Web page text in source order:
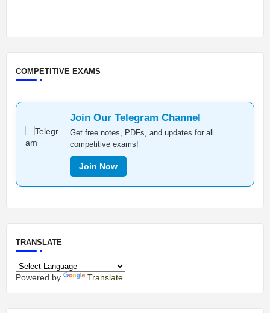
COMPETITIVE EXAMS
Join Our Telegram Channel
Get free notes, PDFs, and updates for all
competitive exams!
Join Now
TRANSLATE
Powered by Translate